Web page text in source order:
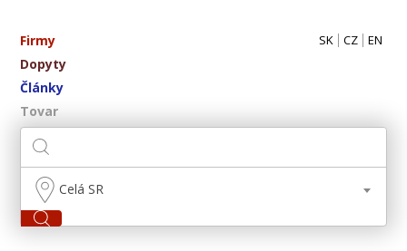
Firmy
Dopyty
Články
Tovar
SK CZ EN
Celá SR